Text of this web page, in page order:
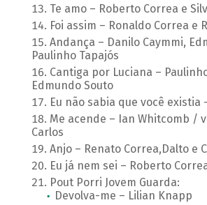
Te amo – Roberto Correa e
Foi assim – Ronaldo Correa e
Andança – Danilo Caymmi,
Paulinho Tapajós
Cantiga por Luciana –
Edmundo Souto
Eu não sabia que você existia
Me acende – Ian Whitcomb /
Carlos
Anjo – Renato Correa,Dalto e
Eu já nem sei – Roberto
Pout Porri Jovem Guarda:
Devolva-me – Lilian Knapp